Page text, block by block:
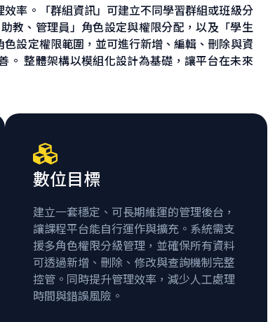
率。「群組資訊」可建立不同學習群組或班級分
教、管理員」角色設定與權限分配，以及「學生
設定權限範圍，並可進行新增、編輯、刪除與資
。 整體架構以模組化設計為基礎，讓平台在未來
數位目標
建立一套穩定、可長期維運的管理後台，
讓課程平台能自行運作與擴充。系統需支
援多角色權限分級管理，並確保所有資料
可透過新增、刪除、修改與查詢機制完整
控管。同時提升管理效率，減少人工處理
時間與錯誤風險。